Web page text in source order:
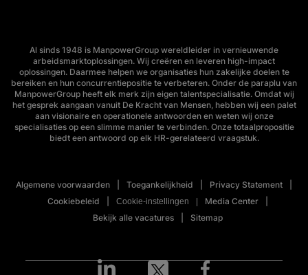
Al sinds 1948 is ManpowerGroup wereldleider in vernieuwende
arbeidsmarktoplossingen. Wij creëren en leveren high-impact
oplossingen. Daarmee helpen we organisaties hun zakelijke doelen te
bereiken en hun concurrentiepositie te verbeteren. Onder de paraplu van
ManpowerGroup heeft elk merk zijn eigen talentspecialisatie. Omdat wij
het gesprek aangaan vanuit De Kracht van Mensen, hebben wij een palet
aan visionaire en operationele antwoorden en weten wij onze
specialisaties op een slimme manier te verbinden. Onze totaalpropositie
biedt een antwoord op elk HR-gerelateerd vraagstuk.
Algemene voorwaarden Toegankelijkheid
Privacy Statement
Cookiebeleid
Cookie-instellingen
Media Center
Bekijk alle vacatures
Sitemap